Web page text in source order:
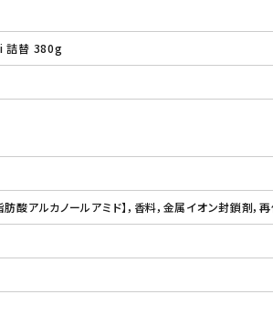
詰替 380g
酸アルカノールアミド】，香料，金属イオン封鎖剤